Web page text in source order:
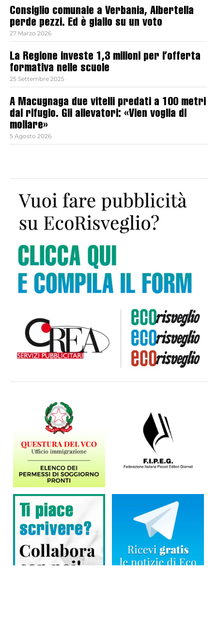
Consiglio comunale a Verbania, Albertella
perde pezzi. Ed è giallo su un voto
27 Marzo 2026
La Regione investe 1,3 milioni per l’offerta
formativa nelle scuole
25 Settembre 2025
A Macugnaga due vitelli predati a 100 metri
dal rifugio. Gli allevatori: «Vien voglia di
mollare»
5 Agosto 2026